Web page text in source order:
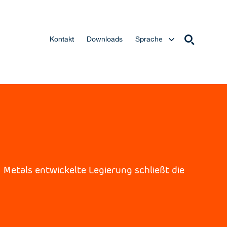
Kontakt Downloads Sprache
Metals entwickelte Legierung schließt die